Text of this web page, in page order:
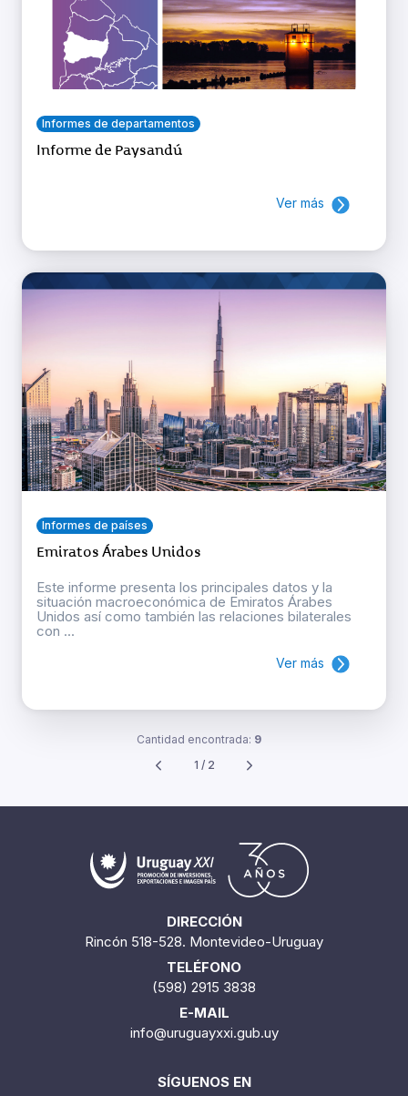
Informes de departamentos
Informe de Paysandú
Ver más
Informes de países
Emiratos Árabes Unidos
Este informe presenta los principales datos y la
situación macroeconómica de Emiratos Árabes
Unidos así como también las relaciones bilaterales
con ...
Ver más
Cantidad encontrada: 9
1 / 2
DIRECCIÓN
Rincón 518-528. Montevideo-Uruguay
TELÉFONO
(598) 2915 3838
E-MAIL
info@uruguayxxi.gub.uy
SÍGUENOS EN